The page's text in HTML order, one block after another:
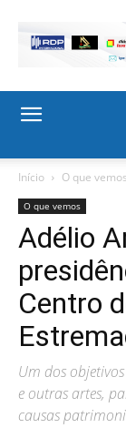
Início O que vemos
O que vemos
Adélio
Centro
Um dos
e outras artes,
causas